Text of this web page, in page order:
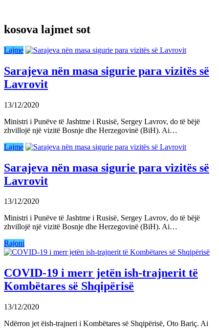
kosova lajmet sot
Lajme
Sarajeva nën masa sigurie para vizitës së
Lavrovit
13/12/2020
Ministri i Punëve të Jashtme i Rusisë, Sergey Lavrov, do të bëjë
zhvillojë një vizitë Bosnje dhe Herzegovinë (BiH). Ai…
Lajme
Sarajeva nën masa sigurie para vizitës së
Lavrovit
13/12/2020
Ministri i Punëve të Jashtme i Rusisë, Sergey Lavrov, do të bëjë
zhvillojë një vizitë Bosnje dhe Herzegovinë (BiH). Ai…
Rajoni
COVID-19 i merr jetën ish-trajnerit të
Kombëtares së Shqipërisë
13/12/2020
Ndërron jet ëish-trajneri i Kombëtares së Shqipërisë, Oto Bariç. Ai